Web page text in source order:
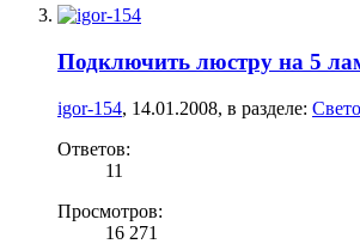
Подключить люстру на 5
igor-154, 14.01.2008, в разделе:
Ответов:
11
Просмотров:
16 271